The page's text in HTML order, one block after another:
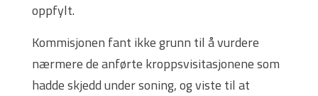
oppfylt.
Kommisjonen fant ikke grunn til å vurdere
nærmere de anførte kroppsvisitasjonene som
hadde skjedd under soning, og viste til at